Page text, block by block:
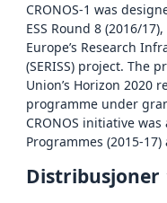
CRONOS-1 was
ESS Round 8 (2016/
Europe’s Research
(SERISS) project. The
Union’s Horizon 2020
programme under
CRONOS initiative was
Programmes (2015-17)
Distribusjoner